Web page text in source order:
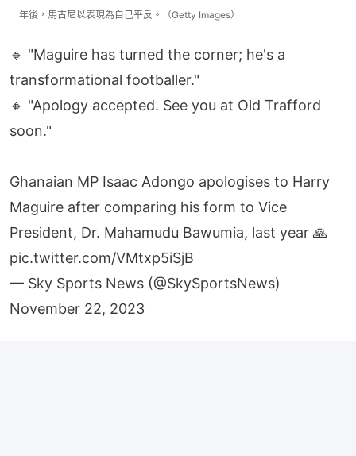
一年後，馬古尼以表現為自己平反。（Getty Images）
🔹 "Maguire has turned the corner; he's a
transformational footballer."
🔸 "Apology accepted. See you at Old Trafford
soon."
Ghanaian MP Isaac Adongo apologises to Harry
Maguire after comparing his form to Vice
President, Dr. Mahamudu Bawumia, last year 🙏
pic.twitter.com/VMtxp5iSjB
— Sky Sports News (@SkySportsNews)
November 22, 2023